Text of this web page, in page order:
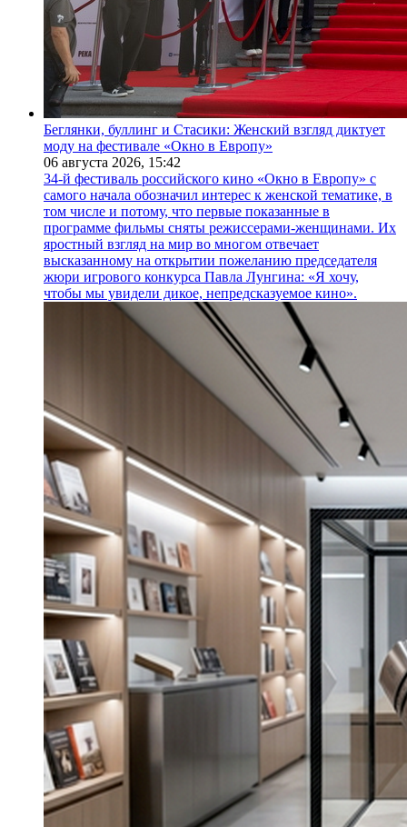
Беглянки, буллинг и Стасики: Женский взгляд диктует
моду на фестивале «Окно в Европу»
06 августа 2026, 15:42
34-й фестиваль российского кино «Окно в Европу» с
самого начала обозначил интерес к женской тематике, в
том числе и потому, что первые показанные в
программе фильмы сняты режиссерами-женщинами. Их
яростный взгляд на мир во многом отвечает
высказанному на открытии пожеланию председателя
жюри игрового конкурса Павла Лунгина: «Я хочу,
чтобы мы увидели дикое, непредсказуемое кино».